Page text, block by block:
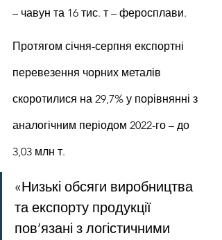
– чавун та 16 тис. т – феросплави.
Протягом січня-серпня експортні
перевезення чорних металів
скоротилися на 29,7% у порівнянні з
аналогічним періодом 2022-го – до
3,03 млн т.
«Низькі обсяги виробництва
та експорту продукції
пов’язані з логістичними